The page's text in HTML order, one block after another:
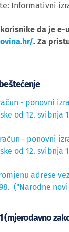
Informativni
da je
. Za
- ponovni
od 12. svibnja
- ponovni
od 12. svibnja
adrese
("Narodne
(mjerodavno